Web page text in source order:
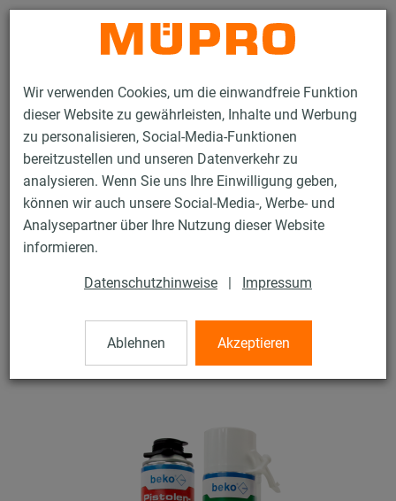
Wir verwenden Cookies, um die einwandfreie Funktion
dieser Website zu gewährleisten, Inhalte und Werbung
zu personalisieren, Social-Media-Funktionen
bereitzustellen und unseren Datenverkehr zu
analysieren. Wenn Sie uns Ihre Einwilligung geben,
können wir auch unsere Social-Media-, Werbe- und
Analysepartner über Ihre Nutzung dieser Website
informieren.
Datenschutzhinweise | Impressum
Ablehnen Akzeptieren
Kontakt
Produkte
Dicht- und Schutzstoffe
Klebebänder, Dichtstoffe und Kleber
PU-Schaum
PU-Schaum
Dose à 750 ml